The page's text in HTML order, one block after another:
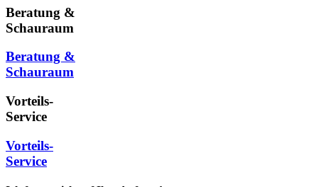
Beratung &
Schauraum
Beratung &
Schauraum
Vorteils-
Service
Vorteils-
Service